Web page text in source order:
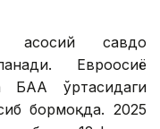
асосий савдо
Евроосиё
БАА ўртасидаги
бормоқда. 2025